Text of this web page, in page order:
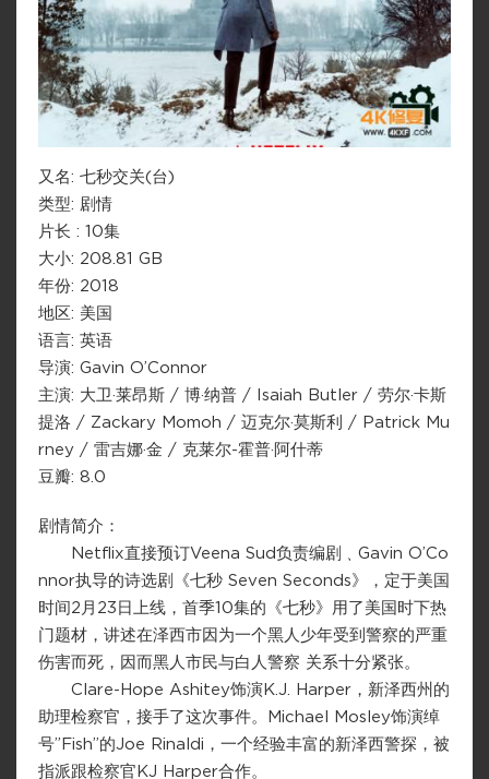
又名: 七秒交关(台)
类型: 剧情
片长 : 10集
大小: 208.81 GB
年份: 2018
地区: 美国
语言: 英语
导演: Gavin O’Connor
主演: 大卫·莱昂斯 / 博·纳普 / Isaiah Butler / 劳尔·卡斯
提洛 / Zackary Momoh / 迈克尔·莫斯利 / Patrick Mu
rney / 雷吉娜·金 / 克莱尔-霍普·阿什蒂
豆瓣: 8.0
剧情简介：
Netflix直接预订Veena Sud负责编剧﹑Gavin O’Co
nnor执导的诗选剧《七秒 Seven Seconds》，定于美国
时间2月23日上线，首季10集的《七秒》用了美国时下热
门题材，讲述在泽西市因为一个黑人少年受到警察的严重
伤害而死，因而黑人市民与白人警察 关系十分紧张。
Clare-Hope Ashitey饰演K.J. Harper，新泽西州的
助理检察官，接手了这次事件。Michael Mosley饰演绰
号”Fish”的Joe Rinaldi，一个经验丰富的新泽西警探，被
指派跟检察官KJ Harper合作。